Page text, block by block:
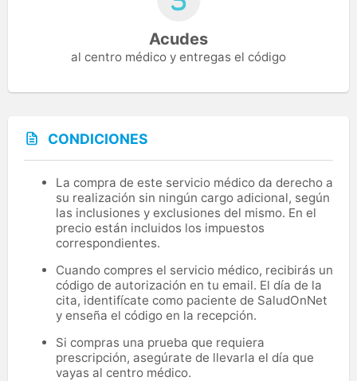
Acudes
al centro médico y entregas el código
CONDICIONES
La compra de este servicio médico da derecho a
su realización sin ningún cargo adicional, según
las inclusiones y exclusiones del mismo. En el
precio están incluidos los impuestos
correspondientes.
Cuando compres el servicio médico, recibirás un
código de autorización en tu email. El día de la
cita, identifícate como paciente de SaludOnNet
y enseña el código en la recepción.
Si compras una prueba que requiera
prescripción, asegúrate de llevarla el día que
vayas al centro médico.